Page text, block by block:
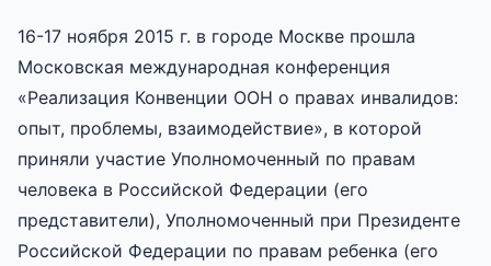
16-17 ноября 2015 г. в городе Москве прошла
Московская международная конференция
«Реализация Конвенции ООН о правах инвалидов:
опыт, проблемы, взаимодействие», в которой
приняли участие Уполномоченный по правам
человека в Российской Федерации (его
представители), Уполномоченный при Президенте
Российской Федерации по правам ребенка (его